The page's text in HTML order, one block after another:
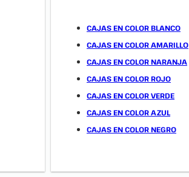
CAJAS EN COLOR BLANCO
CAJAS EN COLOR AMARILLO
CAJAS EN COLOR NARANJA
CAJAS EN COLOR ROJO
CAJAS EN COLOR VERDE
CAJAS EN COLOR AZUL
CAJAS EN COLOR NEGRO